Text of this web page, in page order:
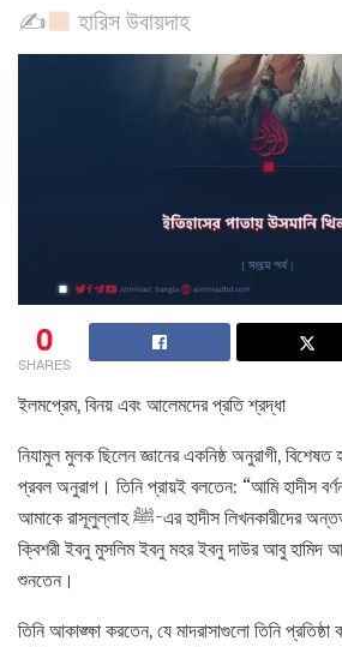
✍ হারিস উবায়দাহ
0
SHARES
ইলমপ্রেম, বিনয় এবং আলেমদের প্রতি শ্রদ্ধা
নিযামুল মুলক ছিলেন জ্ঞানের একনিষ্ঠ অনুরাগী, বিশেষত
প্রবল অনুরাগ। তিনি প্রায়ই বলতেন: “আমি হাদীস
আমাকে রাসূলুল্লাহ ﷺ-এর হাদীস লিখনকারীদের অন্তর্ভুক্ত করা হোক।” তিনি
ক্বিশরী ইবনু মুসলিম ইবনু মহর ইবনু দাউর আবু হামিদ
শুনতেন।
তিনি আকাঙ্ক্ষা করতেন, যে মাদরাসাগুলো তিনি